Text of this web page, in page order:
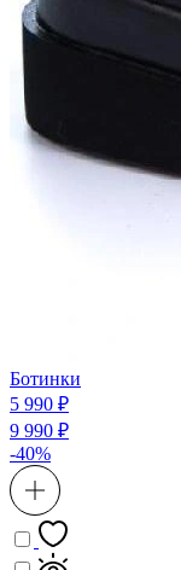
Ботинки
5 990 ₽
9 990 ₽
-40%